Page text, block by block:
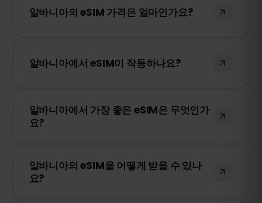
알바니아의 eSIM 가격은 얼마인가요?
다릅니다. 원하는 기간을 선택하면 가격이 즉
알바니아에서 eSIM이 작동하나요?
아에서도 정상적으로 작동합니다. 저희는 최
고의 현지 네트워크 제공업체와 협력하여 안
알바니아에서 가장 좋은 eSIM은 무엇인가
요?
일 네트워크만을 사용합니다. 따라서 최고의
eSIM 서비스라고 할 수 있습니다.
알바니아의 eSIM을 어떻게 받을 수 있나
요?